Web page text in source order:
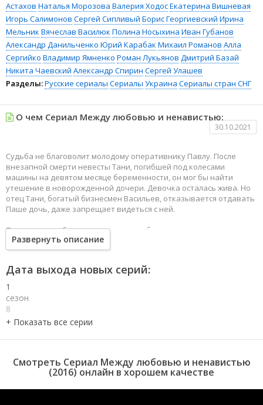
Астахов Наталья Морозова Валерия ХодосЕкатерина Вишневая
Игорь Салимонов Сергей Сипливый Борис Георгиевский Ирина
Мельник Вячеслав Василюк Полина Носыхина Иван Губанов
Александр Данильченко Юрий Карабак Михаил Романов Алла
Сергийко Владимир Ямненко Роман Лукьянов Дмитрий Базай
Никита Чаевский Александр Спирин Сергей Улашев
Разделы:Русские сериалы Сериалы Украина Сериалы стран СНГ
О чем Сериал Между любовью и ненавистью:
30.10.2021
Судьба не благоволит молодому оперативнику Павлу. После
внезапной смерти невесты Тани, погибшей под колесами
машины на девятом месяце беременности, он мог бы найти
утешение в новорожденной дочери. Девочка осталась жива. Но
отец Тани, богатый бизнесмен Васильев, отказывается отдавать
Паше дочь, даже запрещает видеться с ней.
Павел решает бороться за своего ребенка, но что он может
сделать, когда на стороне Васильева деньги и власть?
Развернуть описание
Дата выхода новых серий:
1
сезон
8
серия
сезон
серия
сезон
Смотреть Сериал Между любовью и ненавистью
(2016) онлайн в хорошем качестве